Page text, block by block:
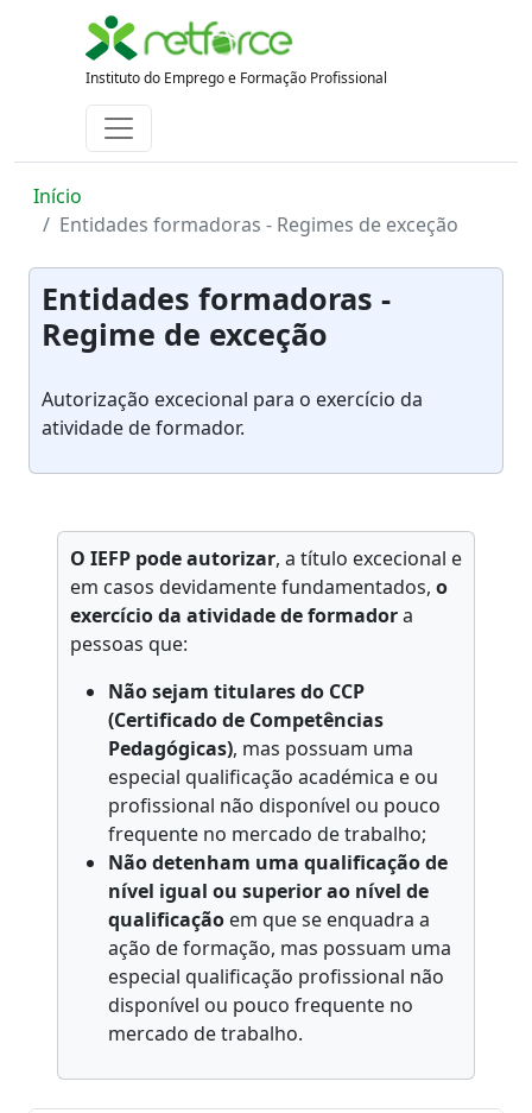
Instituto do Emprego e Formação Profissional
Início
Entidades formadoras - Regimes de exceção
Entidades formadoras -
Regime de exceção
Autorização excecional para o exercício da
atividade de formador.
O IEFP pode autorizar, a título excecional e
em casos devidamente fundamentados, o
exercício da atividade de formadora
pessoas que:
Não sejam titulares do CCP
(Certificado de Competências
Pedagógicas), mas possuam uma
especial qualificação académica e ou
profissional não disponível ou pouco
frequente no mercado de trabalho;
Não detenham uma qualificação de
nível igual ou superior ao nível de
qualificação em que se enquadra a
ação de formação, mas possuam uma
especial qualificação profissional não
disponível ou pouco frequente no
mercado de trabalho.